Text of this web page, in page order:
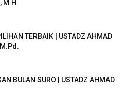
M.H.
TERBAIK | USTADZ AHMAD
BULAN SURO | USTADZ AHMAD